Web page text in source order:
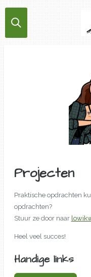
Ga
direct
naar
de
Projecten
Praktische opdrachten
opdrachten?
Stuur ze door naar
Heel veel succes!
Handige links